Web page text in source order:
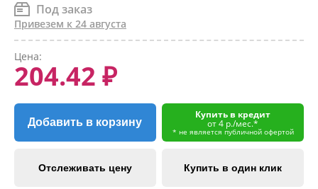
Под заказ
Привезем к 24 августа
Цена:
204.42 ₽
Добавить в корзину
Купить в кредит
от 4 р./мес.*
* не является публичной офертой
Отслеживать цену Купить в один клик